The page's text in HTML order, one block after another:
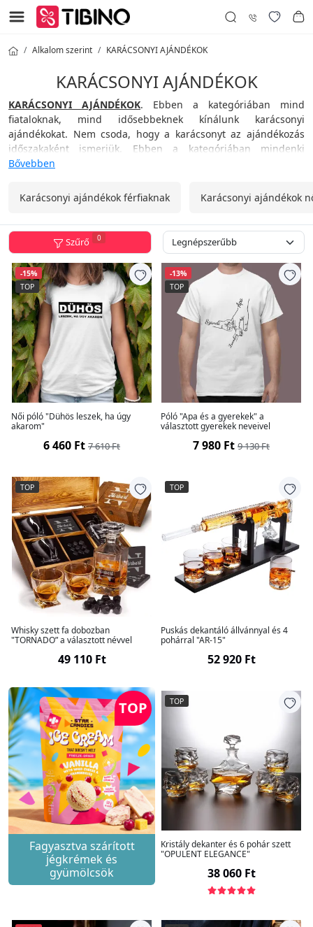
Alkalom szerint KARÁCSONYI AJÁNDÉKOK
KARÁCSONYI AJÁNDÉKOK
KARÁCSONYI AJÁNDÉKOK. Ebben a kategóriában mind
fiataloknak, mind idősebbeknek kínálunk karácsonyi
ajándékokat. Nem csoda, hogy a karácsonyt az ajándékozás
időszakaként ismerjük. Ebben a kategóriában mindenki
megtalálhatja az egyedi karácsonyi ajándékát. Válassz széles
vicces ajándékok közül.
probléma!
Bővebben
Karácsonyi ajándékok férfiaknak Karácsonyi ajándékok
Szűrő 0
-15%
TOP
Női póló "Dühös leszek, ha úgy
akarom"
6 460 Ft 7 610 Ft
-13%
TOP
Póló "Apa és a gyerekek" a
választott gyerekek neveivel
7 980 Ft 9 130 Ft
TOP
Whisky szett fa dobozban
"TORNADO” a választott névvel
49 110 Ft
TOP
Puskás dekantáló állvánnyal és 4
pohárral "AR-15"
52 920 Ft
TOP
Fagyasztva szárított
jégkrémek és
gyümölcsök
TOP
Kristály dekanter és 6 pohár szett
"OPULENT ELEGANCE"
38 060 Ft